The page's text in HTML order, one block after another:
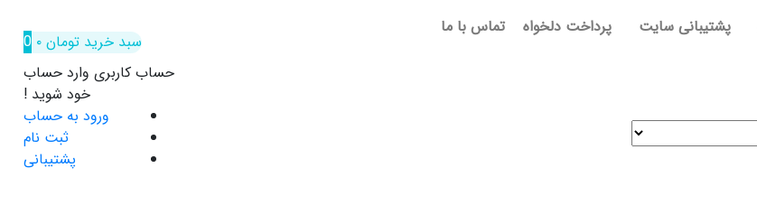
پشتیبانی سایت پرداخت دلخواه تماس با ما
سبد خرید تومان۰
0
حساب کاربری وارد حساب
خود شوید !
ورود به حساب
ثبت نام
پشتیبانی